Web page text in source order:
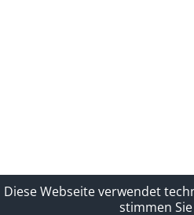
Diese Webseite verwendet
stimmen